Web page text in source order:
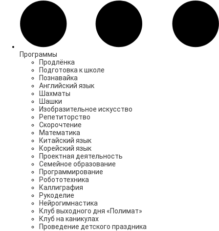
Программы
Продлёнка
Подготовка к школе
Познавайка
Английский язык
Шахматы
Шашки
Изобразительное искусство
Репетиторство
Скорочтение
Математика
Китайский язык
Корейский язык
Проектная деятельность
Семейное образование
Программирование
Робототехника
Каллиграфия
Рукоделие
Нейрогимнастика
Клуб выходного дня «Полимат»
Клуб на каникулах
Проведение детского праздника